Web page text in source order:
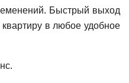
Быстрый выход
в любое удобное